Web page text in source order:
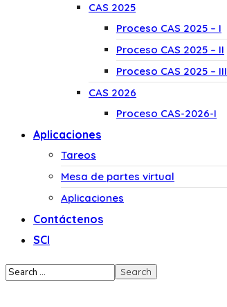
CAS 2025
Proceso CAS 2025 – I
Proceso CAS 2025 – II
Proceso CAS 2025 – III
CAS 2026
Proceso CAS-2026-I
Aplicaciones
Tareos
Mesa de partes virtual
Aplicaciones
Contáctenos
SCI